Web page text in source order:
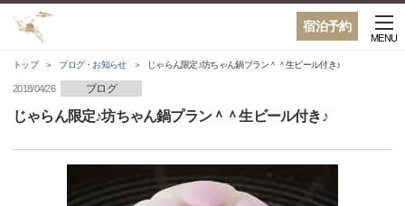
宿泊予約
MENU
トップ ブログ・お知らせ じゃらん限定♪坊ちゃん鍋プラン＾＾生ビール付き♪
2018/04/26 ブログ
じゃらん限定♪坊ちゃん鍋プラン＾＾生ビール付き♪